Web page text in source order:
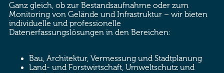
Ganz gleich, ob zur Bestandsaufnahme oder zum
Monitoring von Gelände und Infrastruktur – wir bieten
individuelle und professionelle
Datenerfassungslösungen in den Bereichen:
Bau, Architektur, Vermessung und Stadtplanung
Land- und Forstwirtschaft, Umweltschutz und